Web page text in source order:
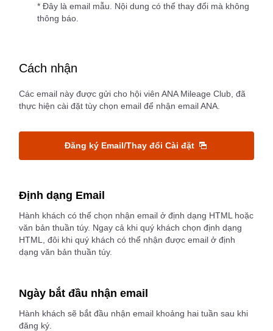
* Đây là email mẫu. Nội dung có thể thay đổi mà không
thông báo.
Cách nhận
Các email này được gửi cho hội viên ANA Mileage Club, đã
thực hiện cài đặt tùy chọn email để nhận email ANA.
Đăng ký Email/Thay đổi Cài đặt
Định dạng Email
Hành khách có thể chọn nhận email ở định dạng HTML hoặc
văn bản thuần túy. Ngay cả khi quý khách chọn định dạng
HTML, đôi khi quý khách có thể nhận được email ở định
dạng văn bản thuần túy.
Ngày bắt đầu nhận email
Hành khách sẽ bắt đầu nhận email khoảng hai tuần sau khi
đăng ký.